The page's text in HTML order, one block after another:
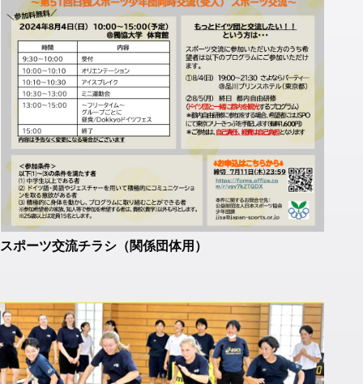
スポーツ交流チラシ（関係団体用）